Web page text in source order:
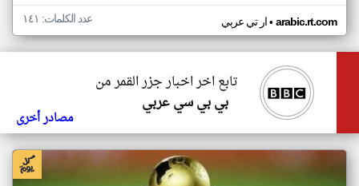
ار تي عربي• arabic.rt.com عدد الكلمات: ١٤١
تابع اخر اخبار جزر القمر من
بي بي سي عربي
مصادر أخرى